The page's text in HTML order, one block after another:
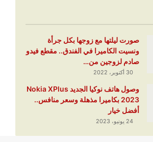
صورت ليلتها مع زوجها بكل جرأة
ونسيت الكاميرا في الفندق.. مقطع فيدو
صادم لزوجين من…
30 أكتوبر، 2022
وصول هاتف نوكيا الجديد Nokia XPlus
2023 بكاميرا مذهلة وسعر منافس..
أفضل خيار
24 يونيو، 2023